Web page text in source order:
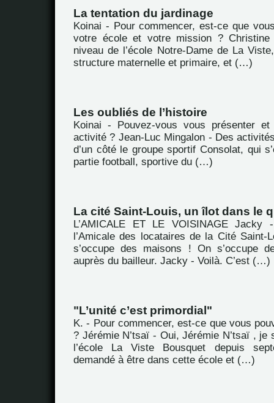
La tentation du jardinage
Koinai - Pour commencer, est-ce que
votre école et votre mission ?
niveau de l’école Notre-Dame de La
structure maternelle et primaire, et (…)
Les oubliés de l’histoire
Koinai - Pouvez-vous vous présenter
activité ? Jean-Luc Mingalon - Des
d’un côté le groupe sportif Consolat, qui
partie football, sportive du (…)
La cité Saint-Louis, un îlot dans le
L’AMICALE ET LE VOISINAGE Jacky
l’Amicale des locataires de la Cité Saint-
s’occupe des maisons ! On s’occupe
auprès du bailleur. Jacky - Voilà. C’est (…)
"L’unité c’est primordial"
K. - Pour commencer, est-ce que vous
? Jérémie N’tsaï - Oui, Jérémie N’tsaï , je
l’école La Viste Bousquet depuis
demandé à être dans cette école et (…)